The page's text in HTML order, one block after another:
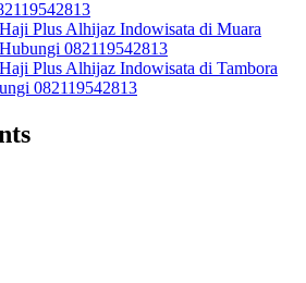
Plus Alhijaz Indowisata di Muara
082119542813
Plus Alhijaz Indowisata di Tambora
082119542813